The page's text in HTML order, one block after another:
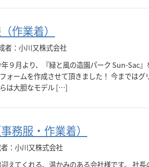
作業着）
者：小川又株式会社
９月より、『緑と風の造園パーク Sun-Sac』
ォームを作成させて頂きました！ 今まではグ
は大胆なモデル […]
務服・作業着）
：小川又株式会社
えてくれる、温かみのある会社様です。 社長